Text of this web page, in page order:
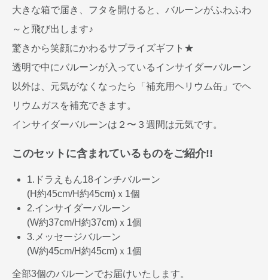
大きな箱で届き、フタを開けると、バルーンがふわふわ
～と飛び出します♪
驚きから笑顔にかわるサプライズギフト★
透明で中にバルーンが入っているインサイダーバルーン
以外は、元気がなくなったら「補充用ヘリウム缶」でヘ
リウムガスを補充できます。
インサイダーバルーンは２〜３週間は元気です。
このセットに含まれているものをご紹介!!
1.ドラえもん18インチバルーン
(H約45cm/H約45cm)ｘ1個
2.インサイダーバルーン
(W約37cm/H約37cm)ｘ1個
3.メッセージバルーン
(W約45cm/H約45cm)ｘ1個
全部3個のバルーンでお届けいたします。